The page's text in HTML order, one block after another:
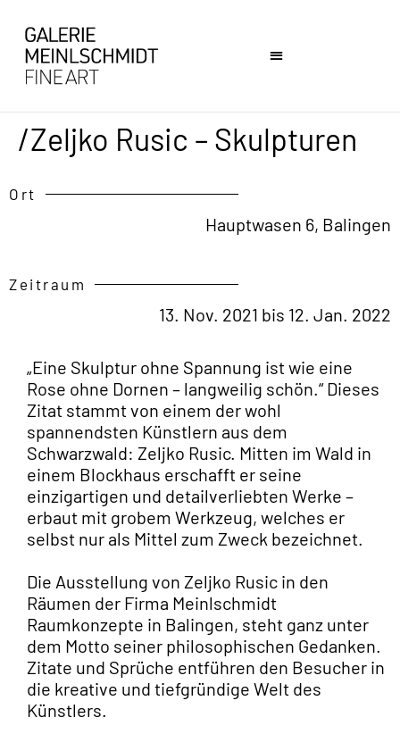
/Zeljko Rusic – Skulpturen
Ort
Hauptwasen 6, Balingen
Zeitraum
13. Nov. 2021 bis 12. Jan. 2022
„Eine Skulptur ohne Spannung ist wie eine
Rose ohne Dornen – langweilig schön.“ Dieses
Zitat stammt von einem der wohl
spannendsten Künstlern aus dem
Schwarzwald: Zeljko Rusic. Mitten im Wald in
einem Blockhaus erschafft er seine
einzigartigen und detailverliebten Werke –
erbaut mit grobem Werkzeug, welches er
selbst nur als Mittel zum Zweck bezeichnet.
Die Ausstellung von Zeljko Rusic in den
Räumen der Firma Meinlschmidt
Raumkonzepte in Balingen, steht ganz unter
dem Motto seiner philosophischen Gedanken.
Zitate und Sprüche entführen den Besucher in
die kreative und tiefgründige Welt des
Künstlers.